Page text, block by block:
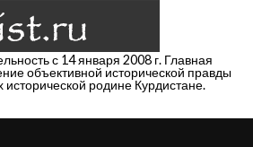
с 14 января 2008 г. Главная
объективной исторической правды
исторической родине Курдистане.